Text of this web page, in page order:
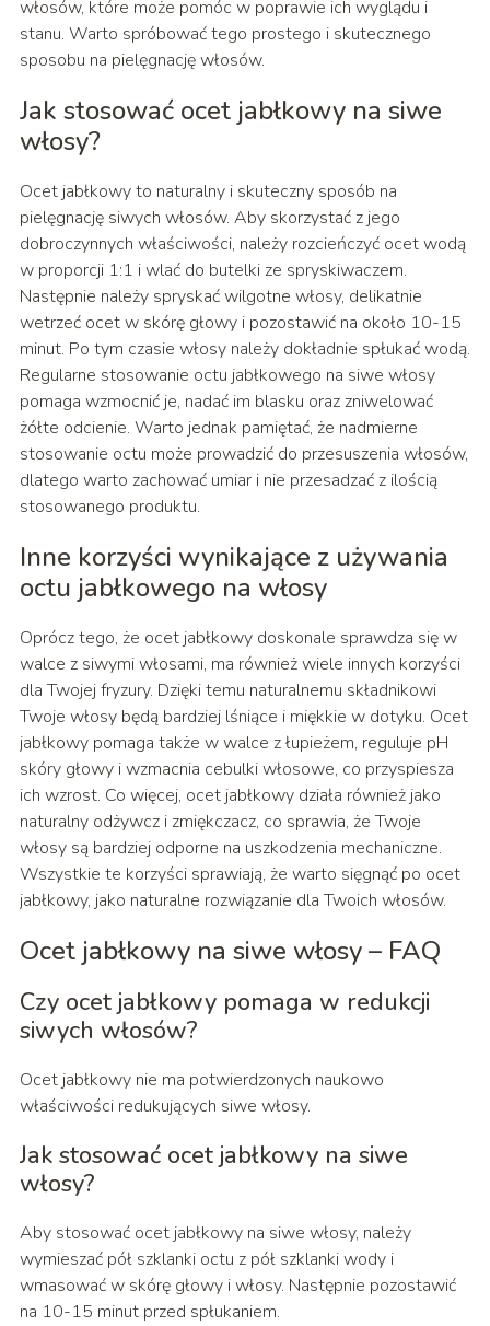
włosów, które może pomóc w poprawie ich wyglądu i
stanu. Warto spróbować tego prostego i skutecznego
sposobu na pielęgnację włosów.
Jak stosować ocet jabłkowy na siwe
włosy?
Ocet jabłkowy to naturalny i skuteczny sposób na
pielęgnację siwych włosów. Aby skorzystać z jego
dobroczynnych właściwości, należy rozcieńczyć ocet wodą
w proporcji 1:1 i wlać do butelki ze spryskiwaczem.
Następnie należy spryskać wilgotne włosy, delikatnie
wetrzeć ocet w skórę głowy i pozostawić na około 10-15
minut. Po tym czasie włosy należy dokładnie spłukać wodą.
Regularne stosowanie octu jabłkowego na siwe włosy
pomaga wzmocnić je, nadać im blasku oraz zniwelować
żółte odcienie. Warto jednak pamiętać, że nadmierne
stosowanie octu może prowadzić do przesuszenia włosów,
dlatego warto zachować umiar i nie przesadzać z ilością
stosowanego produktu.
Inne korzyści wynikające z używania
octu jabłkowego na włosy
Oprócz tego, że ocet jabłkowy doskonale sprawdza się w
walce z siwymi włosami, ma również wiele innych korzyści
dla Twojej fryzury. Dzięki temu naturalnemu składnikowi
Twoje włosy będą bardziej lśniące i miękkie w dotyku. Ocet
jabłkowy pomaga także w walce z łupieżem, reguluje pH
skóry głowy i wzmacnia cebulki włosowe, co przyspiesza
ich wzrost. Co więcej, ocet jabłkowy działa również jako
naturalny odżywcz i zmiękczacz, co sprawia, że Twoje
włosy są bardziej odporne na uszkodzenia mechaniczne.
Wszystkie te korzyści sprawiają, że warto sięgnąć po ocet
jabłkowy, jako naturalne rozwiązanie dla Twoich włosów.
Ocet jabłkowy na siwe włosy – FAQ
Czy ocet jabłkowy pomaga w redukcji
siwych włosów?
Ocet jabłkowy nie ma potwierdzonych naukowo
właściwości redukujących siwe włosy.
Jak stosować ocet jabłkowy na siwe
włosy?
Aby stosować ocet jabłkowy na siwe włosy, należy
wymieszać pół szklanki octu z pół szklanki wody i
wmasować w skórę głowy i włosy. Następnie pozostawić
na 10-15 minut przed spłukaniem.